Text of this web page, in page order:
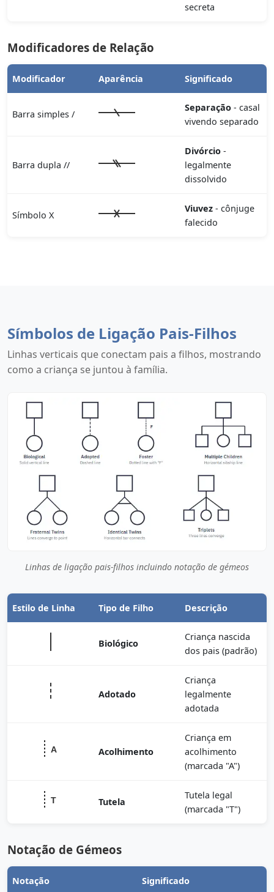
secreta
Modificadores de Relação
Modificador Aparência Significado
Barra simples /
Separação - casal
vivendo separado
Barra dupla //
Divórcio -
legalmente
dissolvido
Símbolo X
Viuvez - cônjuge
falecido
Símbolos de Ligação Pais-Filhos
Linhas verticais que conectam pais a filhos, mostrando
como a criança se juntou à família.
Linhas de ligação pais-filhos incluindo notação de gémeos
Estilo de Linha Tipo de Filho Descrição
Biológico
Criança nascida
dos pais (padrão)
Adotado
Criança
legalmente
adotada
Acolhimento
Criança em
acolhimento
(marcada "A")
Tutela
Tutela legal
(marcada "T")
Notação de Gémeos
Notação Significado